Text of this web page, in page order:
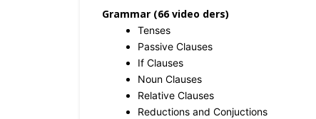
Grammar (66 video ders)
Tenses
Passive Clauses
If Clauses
Noun Clauses
Relative Clauses
Reductions and Conjuctions